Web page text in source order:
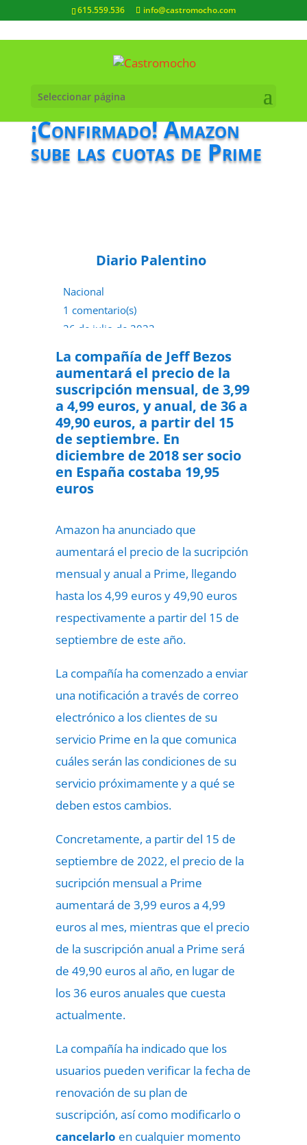
615.559.536 info@castromocho.com
Seleccionar página
¡Confirmado! Amazon
sube las cuotas de Prime
Diario Palentino
Nacional
1 comentario(s)
26 de julio de 2022
La compañía de Jeff Bezos
aumentará el precio de la
suscripción mensual, de 3,99
a 4,99 euros, y anual, de 36 a
49,90 euros, a partir del 15
de septiembre. En
diciembre de 2018 ser socio
en España costaba 19,95
euros
Amazon ha anunciado que
aumentará el precio de la sucripción
mensual y anual a Prime, llegando
hasta los 4,99 euros y 49,90 euros
respectivamente a partir del 15 de
septiembre de este año.
La compañía ha comenzado a enviar
una notificación a través de correo
electrónico a los clientes de su
servicio Prime en la que comunica
cuáles serán las condiciones de su
servicio próximamente y a qué se
deben estos cambios.
Concretamente, a partir del 15 de
septiembre de 2022, el precio de la
sucripción mensual a Prime
aumentará de 3,99 euros a 4,99
euros al mes, mientras que el precio
de la suscripción anual a Prime será
de 49,90 euros al año, en lugar de
los 36 euros anuales que cuesta
actualmente.
La compañía ha indicado que los
usuarios pueden verificar la fecha de
renovación de su plan de
suscripción, así como modificarlo o
cancelarlo en cualquier momento